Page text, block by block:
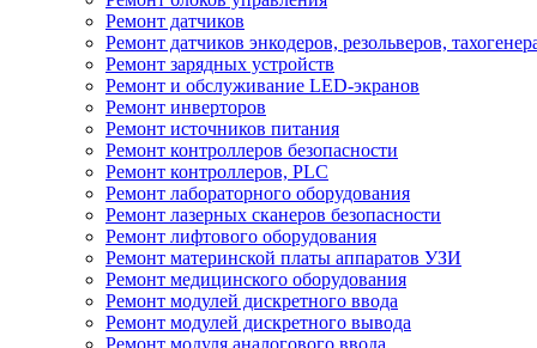
Ремонт датчиков
Ремонт датчиков энкодеров, резольверов,
Ремонт зарядных устройств
Ремонт и обслуживание LED-экранов
Ремонт инверторов
Ремонт источников питания
Ремонт контроллеров безопасности
Ремонт контроллеров, PLC
Ремонт лабораторного оборудования
Ремонт лазерных сканеров безопасности
Ремонт лифтового оборудования
Ремонт материнской платы аппаратов УЗИ
Ремонт медицинского оборудования
Ремонт модулей дискретного ввода
Ремонт модулей дискретного вывода
Ремонт модуля аналогового ввода